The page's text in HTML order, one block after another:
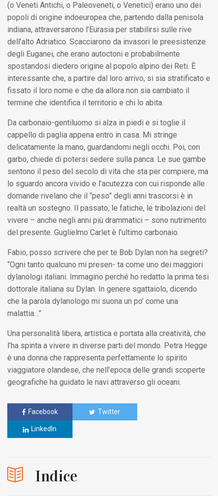
(o Veneti Antichi, o Paleoveneti, o Venetici) erano uno dei
popoli di origine indoeuropea che, partendo dalla penisola
indiana, attraversarono l’Eurasia per stabilirsi sulle rive
dell’alto Adriatico. Scacciarono da invasori le preesistenze
degli Euganei, che erano autoctoni e probabilmente
spostandosi diedero origine al popolo alpino dei Reti. È
interessante che, a partire dal loro arrivo, si sia stratificato e
fissato il loro nome e che da allora non sia cambiato il
termine che identifica il territorio e chi lo abita.
Da carbonaio-gentiluomo si alza in piedi e si toglie il
cappello di paglia appena entro in casa. Mi stringe
delicatamente la mano, guardandomi negli occhi. Poi, con
garbo, chiede di potersi sedere sulla panca. Le sue gambe
sentono il peso del secolo di vita che sta per compiere, ma
lo sguardo ancora vivido e l’acutezza con cui risponde alle
domande rivelano che il “peso” degli anni trascorsi è in
realtà un sostegno. Il passato, le fatiche, le tribolazioni del
vivere – anche negli anni più drammatici – sono nutrimento
del presente. Guglielmo Carlet è l’ultimo carbonaio.
Fabio, posso scrivere che per te Bob Dylan non ha segreti?
“Ogni tanto qualcuno mi presen- ta come uno dei maggiori
dylanologi italiani. Immagino perché ho redatto la prima tesi
dottorale italiana su Dylan. In genere sgattaiolo, dicendo
che la parola dylanologo mi suona un po’ come una
malattia…”
Una personalità libera, artistica e portata alla creatività, che
l’ha spinta a vivere in diverse parti del mondo. Petra Hegge
è una donna che rappresenta perfettamente lo spirito
viaggiatore olandese, che nell’epoca delle grandi scoperte
geografiche ha guidato le navi attraverso gli oceani.
Facebook Twitter
LinkedIn
Indice